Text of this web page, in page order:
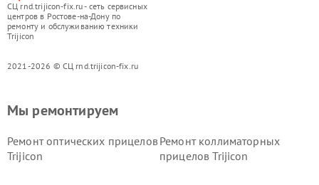
СЦ rnd.trijicon-fix.ru - сеть сервисных
центров в Ростове-на-Дону по
ремонту и обслуживанию техники
Trijicon
2021-2026 © СЦ rnd.trijicon-fix.ru
Мы ремонтируем
Ремонт оптических прицелов
Trijicon
Ремонт коллиматорных
прицелов Trijicon